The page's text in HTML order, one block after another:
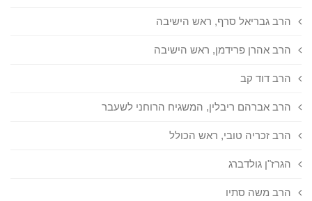
הרב גבריאל סרף, ראש הישיבה
הרב אהרן פרידמן, ראש הישיבה
הרב דוד קב
הרב אברהם ריבלין, המשגיח הרוחני לשעבר
הרב זכריה טובי, ראש הכולל
הגרז"ן גולדברג
הרב משה סתיו